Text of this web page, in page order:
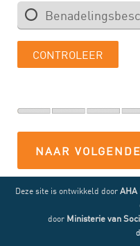
NAAR
Deze site is ontwikkeld door
door Ministerie van